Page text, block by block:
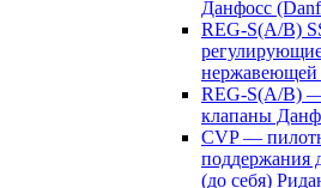
Данфосс
REG-S(A/B)
нержавеющей
REG-S(A/B)
клапаны
CVP —
поддержания
(до себя)